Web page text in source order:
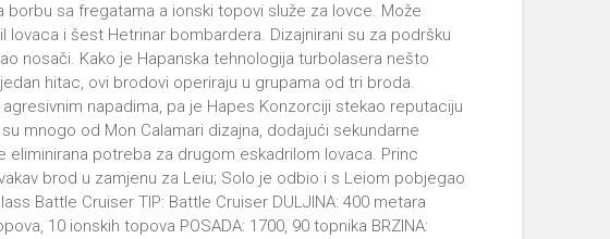
borbu sa fregatama a ionski topovi služe za lovce. Može
lovaca i šest Hetrinar bombardera. Dizajnirani su za podršku
nosači. Kako je Hapanska tehnologija turbolasera nešto
hitac, ovi brodovi operiraju u grupama od tri broda.
napadima, pa je Hapes Konzorciji stekao reputaciju
mnogo od Mon Calamari dizajna, dodajući sekundarne
potreba za drugom eskadrilom lovaca. Princ
brod u zamjenu za Leiu; Solo je odbio i s Leiom pobjegao
Battle Cruiser TIP: Battle Cruiser DULJINA: 400 metara
10 ionskih topova POSADA: 1700, 90 topnika BRZINA: